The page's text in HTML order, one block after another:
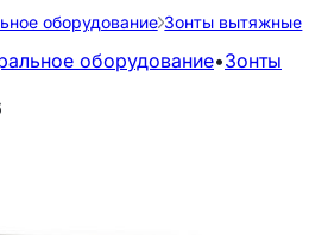
оборудование Зонты вытяжные
оборудование•Зонты